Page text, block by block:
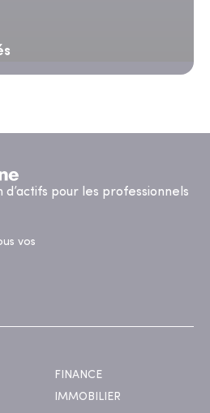
d’actifs pour les professionnels
vos
FINANCE
IMMOBILIER